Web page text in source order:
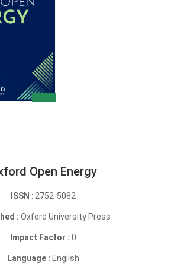
Open Energy
ISSN : 2752-5082
: Oxford University Press
Impact Factor : 0
Language : English